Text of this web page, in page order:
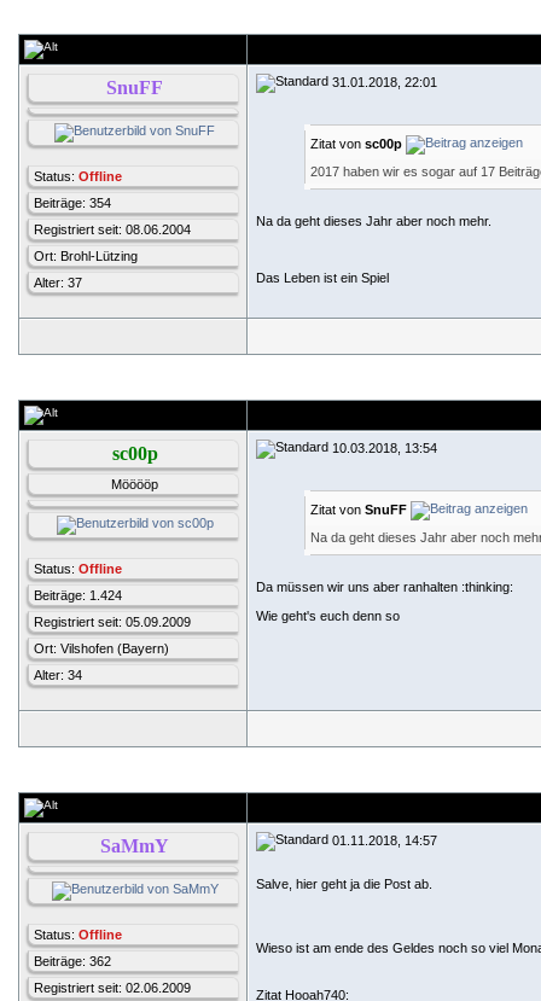
SnuFF
Status: Offline
Beiträge: 354
Registriert seit: 08.06.2004
Ort: Brohl-Lützing
Alter: 37
31.01.2018, 22:01
Zitat von sc00p
2017 haben wir es sogar auf 17
Na da geht dieses Jahr aber noch mehr.
Das Leben ist ein Spiel
sc00p
Mööööp
Status: Offline
Beiträge: 1.424
Registriert seit: 05.09.2009
Ort: Vilshofen (Bayern)
Alter: 34
10.03.2018, 13:54
Zitat von SnuFF
Na da geht dieses Jahr aber noch
Da müssen wir uns aber ranhalten :thinking:
Wie geht's euch denn so
SaMmY
Status: Offline
Beiträge: 362
Registriert seit: 02.06.2009
01.11.2018, 14:57
Salve, hier geht ja die Post ab.
Wieso ist am ende des Geldes noch so viel
Zitat Hooah740: